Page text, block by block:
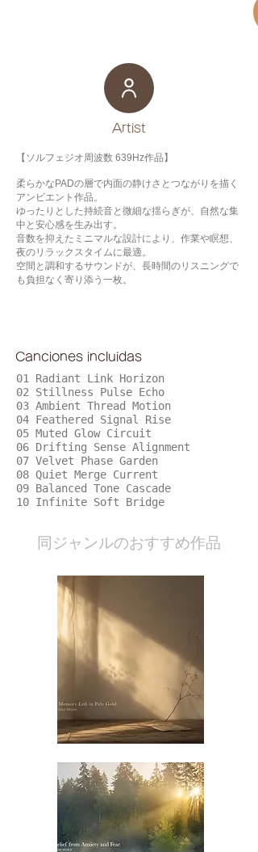
​Artist
【ソルフェジオ周波数 639Hz作品】
柔らかなPADの層で内面の静けさとつながりを描く
アンビエント作品。
ゆったりとした持続音と微細な揺らぎが、自然な集
中と安心感を生み出す。
音数を抑えたミニマルな設計により、作業や瞑想、
夜のリラックスタイムに最適。
空間と調和するサウンドが、長時間のリスニングで
も負担なく寄り添う一枚。
Canciones incluidas
01 Radiant Link Horizon
02 Stillness Pulse Echo
03 Ambient Thread Motion
04 Feathered Signal Rise
05 Muted Glow Circuit
06 Drifting Sense Alignment
07 Velvet Phase Garden
08 Quiet Merge Current
09 Balanced Tone Cascade
10 Infinite Soft Bridge
​同ジャンルのおすすめ作品